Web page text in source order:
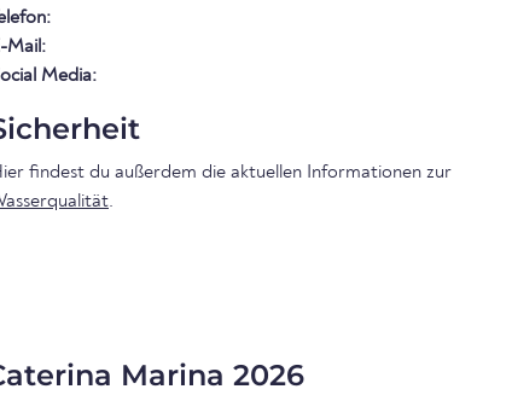
Mail:
Media:
findest du außerdem die aktuellen Informationen zur
.
Marina 2026